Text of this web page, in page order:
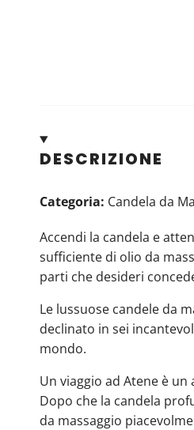
DESCRIZIONE
Categoria: Candela da
Accendi la candela e
sufficiente di olio da
parti che desideri
Le lussuose candele da
declinato in sei
mondo.
Un viaggio ad Atene è
Dopo che la candela
da massaggio